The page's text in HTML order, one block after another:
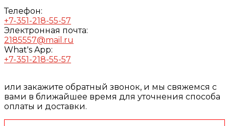
Телефон:
+7-351-218-55-57
Электронная почта:
2185557@mail.ru
What's App:
+7-351-218-55-57
или закажите обратный звонок, и мы свяжемся с
вами в ближайшее время для уточнения способа
оплаты и доставки.